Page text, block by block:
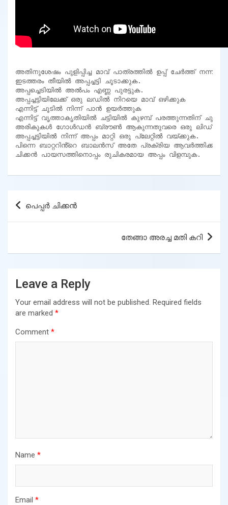
അതിനുശേഷം പുളിപ്പിച്ച മാവ് പാത്രത്തിൽ ഉപ്പ് ചേർത്ത്
ഇടത്തരം തീയിൽ അപ്പച്ചട്ടി ചൂടാക്കുക.
അപ്പച്ചെടിയിൽ അൽപം എണ്ണ പുരട്ടുക.
അപ്പച്ചട്ടിയിലേക്ക് ഒരു ലഡിൽ നിറയെ മാവ് ഒഴിക്കുക
എന്നിട്ട് ചൂടിൽ നിന്ന് പാൻ ഉയർത്തുക
എന്നിട്ട് വൃത്താകൃതിയിൽ ചട്ടിയിൽ കുഴമ്പ് പരത്തുന്നതിന് ചുറ്റും
അരികുകൾ ഗോൾഡൻ ബ്രൗൺ ആകുന്നതുവരെ ഒരു ലിഡ്
അപ്പച്ചട്ടിയിൽ നിന്ന് അപ്പം മാറ്റി ഒരു പ്ലേറ്റിൽ വയ്ക്കുക.
പിന്നെ ബാറ്ററിൻ്റെ ബാലൻസ് അതേ പ്രക്രിയ ആവർത്തിക്കുക.
ചിക്കൻ പായസത്തിനൊപ്പം രുചികരമായ അപ്പം വിളമ്പുക.
Post
navigation
പെപ്പർ ചിക്കൻ
തേങ്ങാ അരച്ച മതി കറി
Leave a Reply
Your email address will not be published. Required fields
are marked *
Comment *
Name *
Email *